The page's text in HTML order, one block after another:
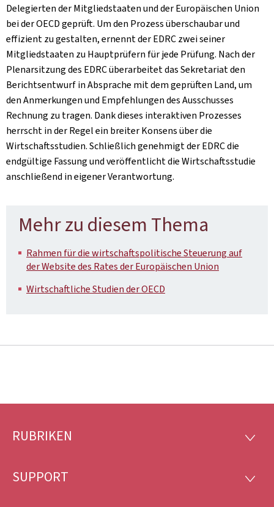
Delegierten der Mitgliedstaaten und der Europäischen Union
bei der OECD geprüft. Um den Prozess überschaubar und
effizient zu gestalten, ernennt der EDRC zwei seiner
Mitgliedstaaten zu Hauptprüfern für jede Prüfung. Nach der
Plenarsitzung des EDRC überarbeitet das Sekretariat den
Berichtsentwurf in Absprache mit dem geprüften Land, um
den Anmerkungen und Empfehlungen des Ausschusses
Rechnung zu tragen. Dank dieses interaktiven Prozesses
herrscht in der Regel ein breiter Konsens über die
Wirtschaftsstudien. Schließlich genehmigt der EDRC die
endgültige Fassung und veröffentlicht die Wirtschaftsstudie
anschließend in eigener Verantwortung.
Mehr zu diesem Thema
Rahmen für die wirtschaftspolitische Steuerung auf
der Website des Rates der Europäischen Union
Wirtschaftliche Studien der OECD
Footer
RUBRIKEN
SUPPORT